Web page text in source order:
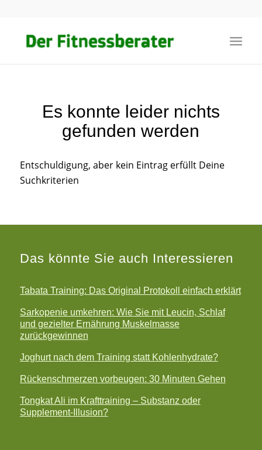
Es konnte leider nichts
gefunden werden
Entschuldigung, aber kein Eintrag erfüllt Deine
Suchkriterien
Das könnte Sie auch Interessieren
Tabata Training: Das Original Protokoll einfach erklärt
Sarkopenie umkehren: Wie Sie mit Leucin, Schlaf
und gezielter Ernährung Muskelmasse
zurückgewinnen
Joghurt nach dem Training statt Kohlenhydrate?
Rückenschmerzen vorbeugen: 30 Minuten Gehen
Tongkat Ali im Krafttraining – Substanz oder
Supplement-Illusion?